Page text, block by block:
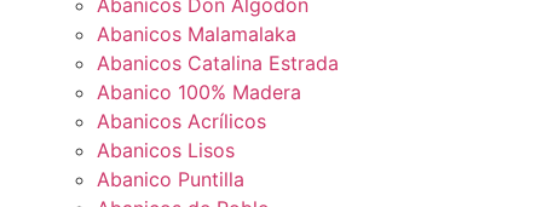
Abanicos Don Algodon
Abanicos Malamalaka
Abanicos Catalina Estrada
Abanico 100% Madera
Abanicos Acrílicos
Abanicos Lisos
Abanico Puntilla